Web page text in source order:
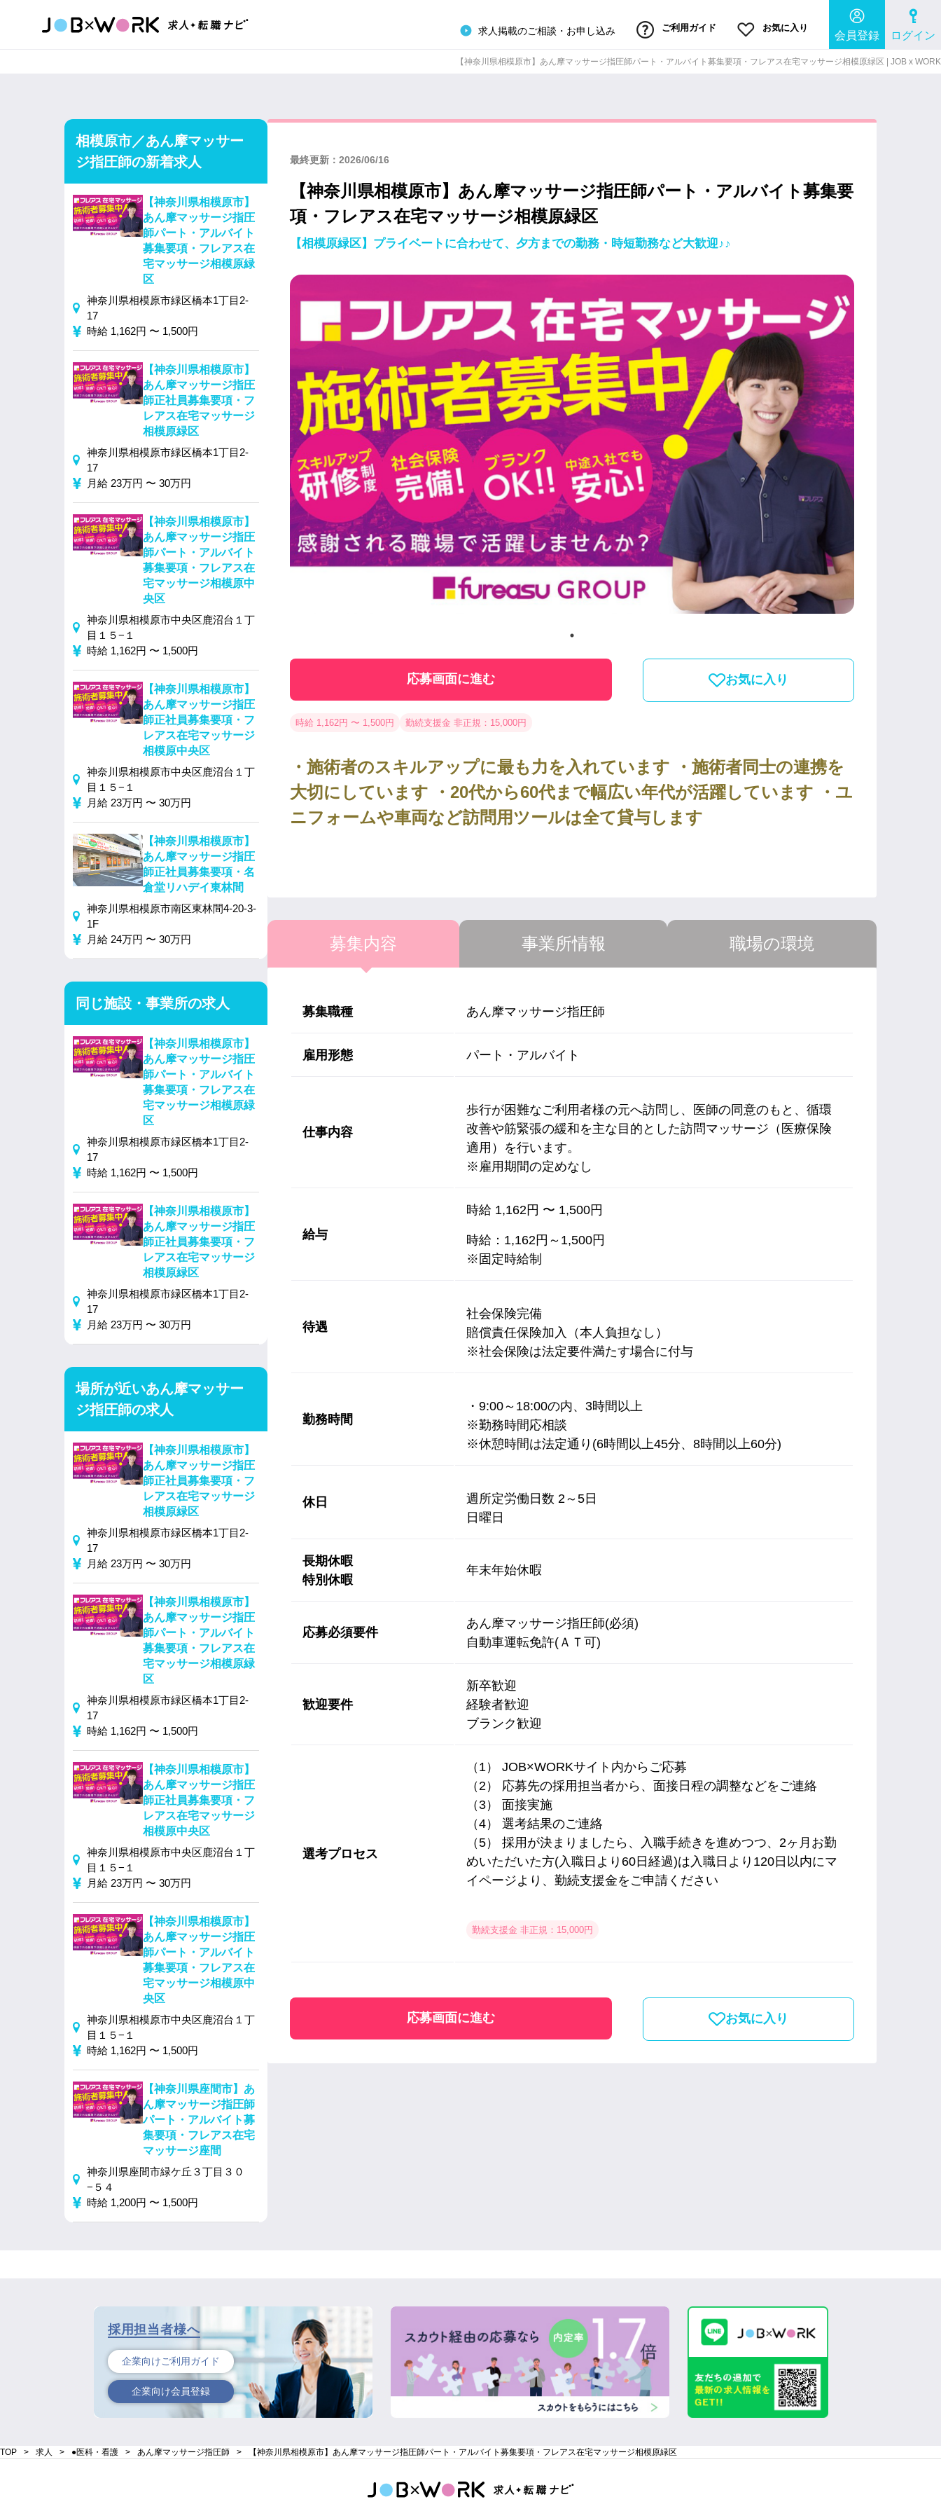
求人掲載のご相談・お申し込み ご利用ガイド お気に入り
会員登録 ログイン
【神奈川県相模原市】あん摩マッサージ指圧師パート・アルバイト募集要項・フレアス在宅マッサージ相模原緑区 | JOB x WORK
最終更新：2026/06/16
【神奈川県相模原市】あん摩マッサージ指圧師パート・アルバイト募集要
項・フレアス在宅マッサージ相模原緑区
【相模原緑区】プライベートに合わせて、夕方までの勤務・時短勤務など大歓迎♪♪
応募画面に進む お気に入り
時給 1,162円 〜 1,500円 勤続支援金 非正規：15,000円
・施術者のスキルアップに最も力を入れています ・施術者同士の連携を
大切にしています ・20代から60代まで幅広い年代が活躍しています ・ユ
ニフォームや車両など訪問用ツールは全て貸与します
募集内容 事業所情報 職場の環境
募集職種 あん摩マッサージ指圧師
雇用形態 パート・アルバイト
仕事内容
歩行が困難なご利用者様の元へ訪問し、医師の同意のもと、循環
改善や筋緊張の緩和を主な目的とした訪問マッサージ（医療保険
適用）を行います。
※雇用期間の定めなし
給与
時給 1,162円 〜 1,500円
時給：1,162円～1,500円
※固定時給制
待遇
社会保険完備
賠償責任保険加入（本人負担なし）
※社会保険は法定要件満たす場合に付与
勤務時間
・9:00～18:00の内、3時間以上
※勤務時間応相談
※休憩時間は法定通り(6時間以上45分、8時間以上60分)
休日
週所定労働日数 2～5日
日曜日
長期休暇
特別休暇
年末年始休暇
応募必須要件
あん摩マッサージ指圧師(必須)
自動車運転免許(ＡＴ可)
歓迎要件
新卒歓迎
経験者歓迎
ブランク歓迎
選考プロセス
（1） JOB×WORKサイト内からご応募
（2） 応募先の採用担当者から、面接日程の調整などをご連絡
（3） 面接実施
（4） 選考結果のご連絡
（5） 採用が決まりましたら、入職手続きを進めつつ、2ヶ月お勤
めいただいた方(入職日より60日経過)は入職日より120日以内にマ
イページより、勤続支援金をご申請ください
勤続支援金 非正規：15,000円
応募画面に進む お気に入り
相模原市／あん摩マッサー
ジ指圧師の新着求人
【神奈川県相模原市】
あん摩マッサージ指圧
師パート・アルバイト
募集要項・フレアス在
宅マッサージ相模原緑
区
神奈川県相模原市緑区橋本1丁目2-
17
時給 1,162円 〜 1,500円
【神奈川県相模原市】
あん摩マッサージ指圧
師正社員募集要項・フ
レアス在宅マッサージ
相模原緑区
神奈川県相模原市緑区橋本1丁目2-
17
月給 23万円 〜 30万円
【神奈川県相模原市】
あん摩マッサージ指圧
師パート・アルバイト
募集要項・フレアス在
宅マッサージ相模原中
央区
神奈川県相模原市中央区鹿沼台１丁
目１５−１
時給 1,162円 〜 1,500円
【神奈川県相模原市】
あん摩マッサージ指圧
師正社員募集要項・フ
レアス在宅マッサージ
相模原中央区
神奈川県相模原市中央区鹿沼台１丁
目１５−１
月給 23万円 〜 30万円
【神奈川県相模原市】
あん摩マッサージ指圧
師正社員募集要項・名
倉堂リハデイ東林間
神奈川県相模原市南区東林間4-20-3-
1F
月給 24万円 〜 30万円
同じ施設・事業所の求人
【神奈川県相模原市】
あん摩マッサージ指圧
師パート・アルバイト
募集要項・フレアス在
宅マッサージ相模原緑
区
神奈川県相模原市緑区橋本1丁目2-
17
時給 1,162円 〜 1,500円
【神奈川県相模原市】
あん摩マッサージ指圧
師正社員募集要項・フ
レアス在宅マッサージ
相模原緑区
神奈川県相模原市緑区橋本1丁目2-
17
月給 23万円 〜 30万円
場所が近いあん摩マッサー
ジ指圧師の求人
【神奈川県相模原市】
あん摩マッサージ指圧
師正社員募集要項・フ
レアス在宅マッサージ
相模原緑区
神奈川県相模原市緑区橋本1丁目2-
17
月給 23万円 〜 30万円
【神奈川県相模原市】
あん摩マッサージ指圧
師パート・アルバイト
募集要項・フレアス在
宅マッサージ相模原緑
区
神奈川県相模原市緑区橋本1丁目2-
17
時給 1,162円 〜 1,500円
【神奈川県相模原市】
あん摩マッサージ指圧
師正社員募集要項・フ
レアス在宅マッサージ
相模原中央区
神奈川県相模原市中央区鹿沼台１丁
目１５−１
月給 23万円 〜 30万円
【神奈川県相模原市】
あん摩マッサージ指圧
師パート・アルバイト
募集要項・フレアス在
宅マッサージ相模原中
央区
神奈川県相模原市中央区鹿沼台１丁
目１５−１
時給 1,162円 〜 1,500円
【神奈川県座間市】あ
ん摩マッサージ指圧師
パート・アルバイト募
集要項・フレアス在宅
マッサージ座間
神奈川県座間市緑ケ丘３丁目３０
−５４
時給 1,200円 〜 1,500円
採用担当者様へ
企業向けご利用ガイド
企業向け会員登録
TOP 求人 ●医科・看護 あん摩マッサージ指圧師 【神奈川県相模原市】あん摩マッサージ指圧師パート・アルバイト募集要項・フレアス在宅マッサージ相模原緑区